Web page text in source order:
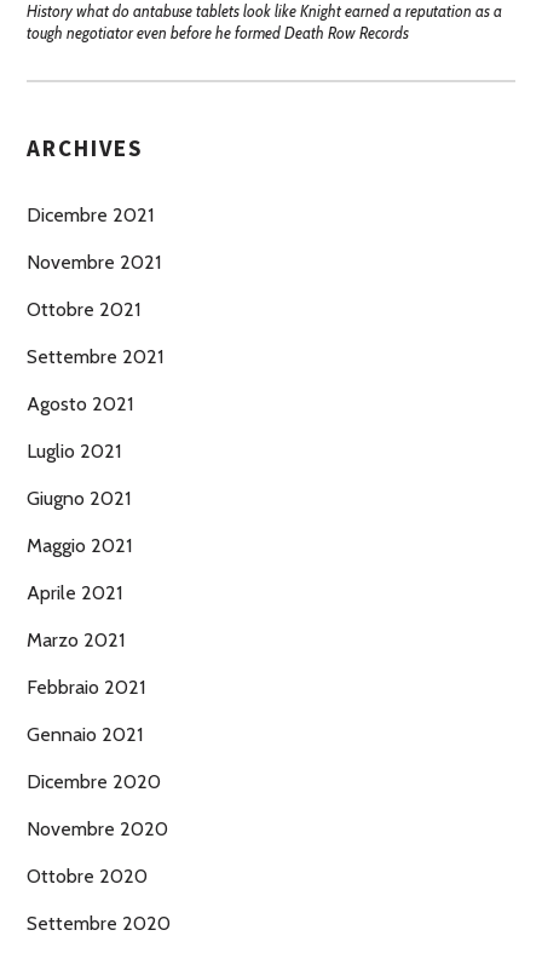
History what do antabuse tablets look like Knight earned a reputation as a
tough negotiator even before he formed Death Row Records
ARCHIVES
Dicembre 2021
Novembre 2021
Ottobre 2021
Settembre 2021
Agosto 2021
Luglio 2021
Giugno 2021
Maggio 2021
Aprile 2021
Marzo 2021
Febbraio 2021
Gennaio 2021
Dicembre 2020
Novembre 2020
Ottobre 2020
Settembre 2020